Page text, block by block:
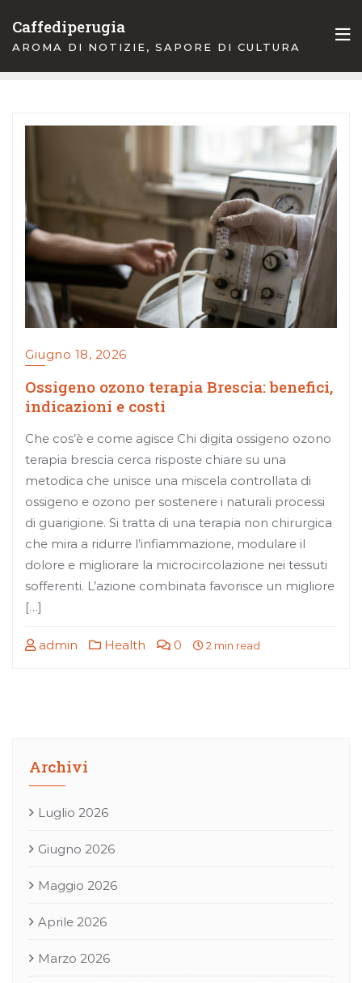
content
Caffediperugia
AROMA DI NOTIZIE, SAPORE DI CULTURA
Giugno 18, 2026
Ossigeno ozono terapia Brescia: benefici,
indicazioni e costi
Che cos’è e come agisce Chi digita ossigeno ozono
terapia brescia cerca risposte chiare su una
metodica che unisce una miscela controllata di
ossigeno e ozono per sostenere i naturali processi
di guarigione. Si tratta di una terapia non chirurgica
che mira a ridurre l’infiammazione, modulare il
dolore e migliorare la microcircolazione nei tessuti
sofferenti. L’azione combinata favorisce un migliore
[…]
admin Health 0 2 min read
Archivi
Luglio 2026
Giugno 2026
Maggio 2026
Aprile 2026
Marzo 2026